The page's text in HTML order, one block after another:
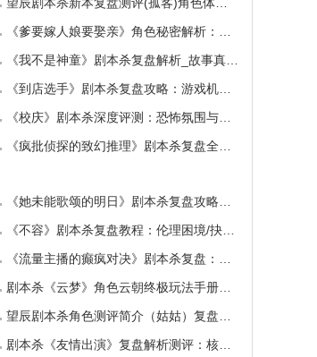
《爹要嫁人娘要娶亲》角色秘密解析：那些“普
《我不是神童》剧本杀复盘解析_故事真相_案件答
《到店选手》剧本杀复盘攻略：游戏机制与推理
《校庆》剧本杀深度评测：恐怖氛围与推理逻辑
《疯批侦探的致幻推理》剧本杀复盘全解析：欢
《她未能歌颂的明日》剧本杀复盘攻略指南：抉
《不容》剧本杀复盘教程：伦理困境/抉择机制
《流量主播的癫疯对决》剧本杀复盘：主播内卷
剧本杀《云梦》角色云朝终极玩法手册：9.6小时
望辰剧本杀角色测评简介（姑姑）复盘解析/完整
剧本杀《友情出演》复盘解析测评：核诡惊艳，